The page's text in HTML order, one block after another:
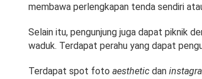
membawa perlengkapan tenda sendiri
Selain itu, pengunjung juga dapat piknik
waduk. Terdapat perahu yang dapat
Terdapat spot foto aesthetic dan